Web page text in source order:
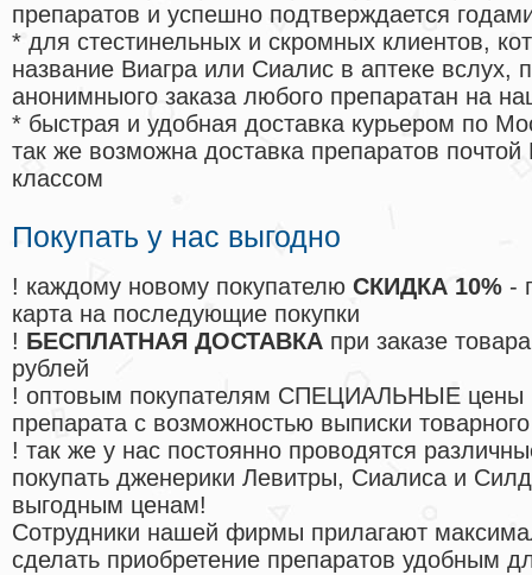
препаратов и успешно подтверждается
* для стестинельных и скромных клиентов,
название Виагра или Сиалис в аптеке вслух,
анонимныого заказа любого препаратан на
* быстрая и удобная доставка курьером по
так же возможна доставка препаратов
классом
Покупать у нас выгодно
! каждому новому покупателю СКИДКА 10% -
карта на последующие покупки
! БЕСПЛАТНАЯ ДОСТАВКА при заказе
рублей
! оптовым покупателям СПЕЦИАЛЬНЫЕ цены
препарата с возможностью выписки
! так же у нас постоянно проводятся
покупать дженерики Левитры, Сиалиса и
выгодным ценам!
Cотрудники нашей фирмы прилагают
сделать приобретение препаратов удобным